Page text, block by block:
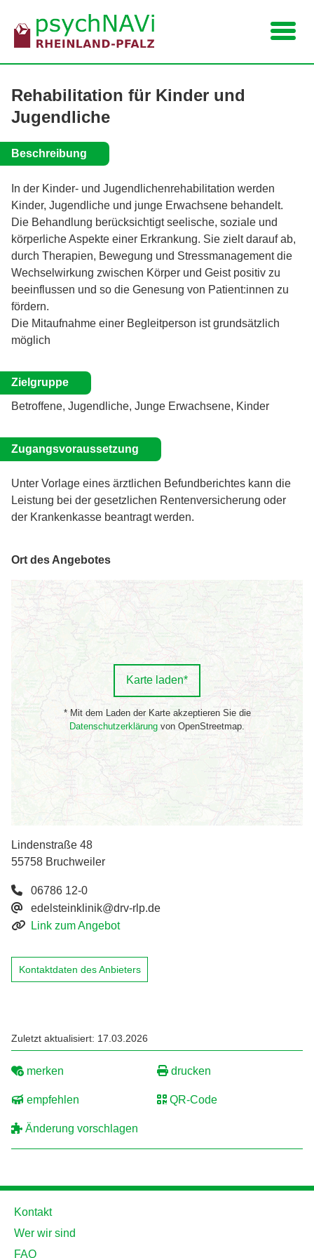
Navigation
Rehabilitation für Kinder und
Jugendliche
Beschreibung
In der Kinder- und Jugendlichenrehabilitation werden
Kinder, Jugendliche und junge Erwachsene behandelt.
Die Behandlung berücksichtigt seelische, soziale und
körperliche Aspekte einer Erkrankung. Sie zielt darauf ab,
durch Therapien, Bewegung und Stressmanagement die
Wechselwirkung zwischen Körper und Geist positiv zu
beeinflussen und so die Genesung von Patient:innen zu
fördern.
Die Mitaufnahme einer Begleitperson ist grundsätzlich
möglich
Zielgruppe
Betroffene, Jugendliche, Junge Erwachsene, Kinder
Zugangsvoraussetzung
Unter Vorlage eines ärztlichen Befundberichtes kann die
Leistung bei der gesetzlichen Rentenversicherung oder
der Krankenkasse beantragt werden.
Ort des Angebotes
Karte laden*
* Mit dem Laden der Karte akzeptieren Sie die
Datenschutzerklärung von OpenStreetmap.
Lindenstraße 48
55758 Bruchweiler
06786 12-0
edelsteinklinik@drv-rlp.de
Link zum Angebot
Kontaktdaten des Anbieters
Zuletzt aktualisiert: 17.03.2026
merken drucken
empfehlen QR-Code
Änderung vorschlagen
Kontakt
Wer wir sind
FAQ